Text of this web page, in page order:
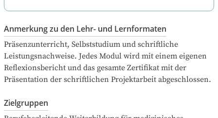
Anmerkung zu den Lehr- und Lernformaten
Präsenzunterricht, Selbststudium und schriftliche
Leistungsnachweise. Jedes Modul wird mit einem eigenen
Reflexionsbericht und das gesamte Zertifikat mit der
Präsentation der schriftlichen Projektarbeit abgeschlossen.
Zielgruppen